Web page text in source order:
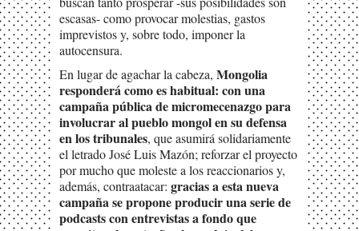
escasas- como provocar molestias, gastos
imprevistos y, sobre todo, imponer la
autocensura.
En lugar de agachar la cabeza, Mongolia
responderá como es habitual: con una
campaña pública de micromecenazgo para
involucrar al pueblo mongol en su defensa
en los tribunales, que asumirá solidariamente
el letrado José Luis Mazón; reforzar el proyecto
por mucho que moleste a los reaccionarios y,
además, contraatacar: gracias a esta nueva
campaña se propone producir una serie de
podcasts con entrevistas a fondo que